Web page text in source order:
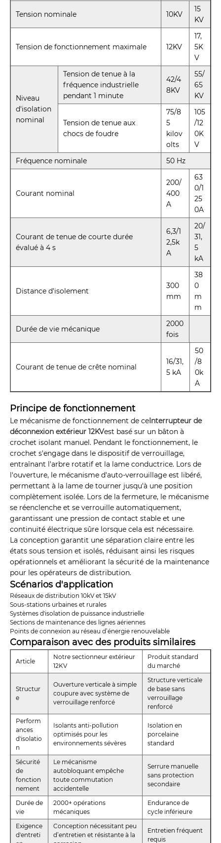
Tension nominale 10KV
15
KV
Tension de fonctionnement maximale 12KV
17,
5K
V
Niveau
d'isolation
nominal
Tension de tenue à la
fréquence industrielle
pendant 1 minute
42/4
8KV
55/
65
KV
Tension de tenue aux
chocs de foudre
75/8
5
kilov
olts
105
/12
0K
V
Fréquence nominale
50 Hz
Courant nominal
200/
400
A
63
0/1
25
0A
Courant de tenue de courte durée
évalué à 4 s
6,3/1
2,5k
A
20/
31,
5
kA
Distance d'isolement
300
mm
38
0
m
m
Durée de vie mécanique
2000
fois
Courant de tenue de crête nominal
16/31,
5 kA
50
/8
0k
A
Principe de fonctionnement
Le mécanisme de fonctionnement de ceInterrupteur de
déconnexion extérieur 12KVest basé sur un bâton à
crochet isolant manuel. Pendant le fonctionnement, le
crochet s'engage dans le dispositif de verrouillage,
entraînant l'arbre rotatif et la lame conductrice. Lors de
l'ouverture, le mécanisme d'auto-verrouillage est libéré,
permettant à la lame de tourner jusqu'à une position
complètement isolée. Lors de la fermeture, le mécanisme
se réenclenche et se verrouille automatiquement,
garantissant une pression de contact stable et une
continuité électrique sûre lorsque cela est nécessaire.
La conception garantit une séparation claire entre les
états sous tension et isolés, réduisant ainsi les risques
opérationnels et améliorant la sécurité de la maintenance
pour les opérateurs de distribution.
Scénarios d'application
Réseaux de distribution 10kV et 15kV
Sous-stations urbaines et rurales
Systèmes d'isolation de puissance industrielle
Sections de maintenance des lignes aériennes
Points de connexion au réseau d’énergie renouvelable
Comparaison avec des produits similaires
Article
Notre sectionneur extérieur
12KV
Produit standard
du marché
Structur
e
Ouverture verticale à simple
coupure avec système de
verrouillage renforcé
Structure verticale
de base sans
verrouillage
renforcé
Perform
ances
d'isolatio
n
Isolants anti-pollution
optimisés pour les
environnements sévères
Isolation en
porcelaine
standard
Sécurité
de
fonction
nement
Le mécanisme
autobloquant empêche
toute commutation
accidentelle
Serrure manuelle
sans protection
secondaire
Durée de
vie
2000+ opérations
mécaniques
Endurance de
cycle inférieure
Exigence
d'entreti
Conception nécessitant peu
d’entretien et résistante à la
Entretien fréquent
requis